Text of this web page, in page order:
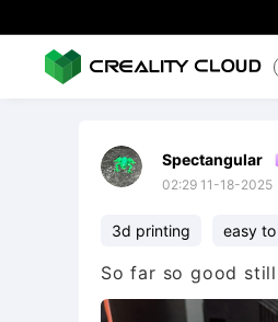
Spectangular
02:29 11-18-2025
3d printing easy
So far so good